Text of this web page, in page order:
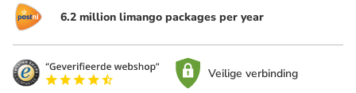
6.2 million limango packages per year
Veilige verbinding